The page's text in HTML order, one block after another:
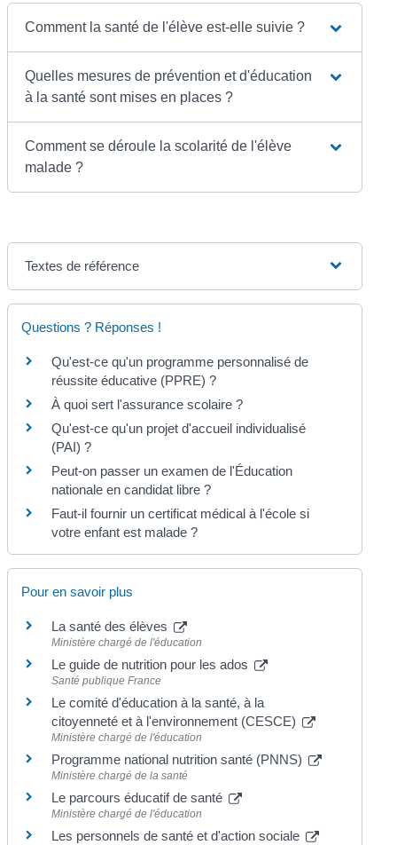
Comment la santé de l'élève est-elle suivie ?
Quelles mesures de prévention et d'éducation
à la santé sont mises en places ?
Comment se déroule la scolarité de l'élève
malade ?
Textes de référence
Questions ? Réponses !
Qu'est-ce qu'un programme personnalisé de
réussite éducative (PPRE) ?
À quoi sert l'assurance scolaire ?
Qu'est-ce qu'un projet d'accueil individualisé
(PAI) ?
Peut-on passer un examen de l'Éducation
nationale en candidat libre ?
Faut-il fournir un certificat médical à l'école si
votre enfant est malade ?
Pour en savoir plus
La santé des élèves
Ministère chargé de l'éducation
Le guide de nutrition pour les ados
Santé publique France
Le comité d'éducation à la santé, à la
citoyenneté et à l'environnement (CESCE)
Ministère chargé de l'éducation
Programme national nutrition santé (PNNS)
Ministère chargé de la santé
Le parcours éducatif de santé
Ministère chargé de l'éducation
Les personnels de santé et d'action sociale